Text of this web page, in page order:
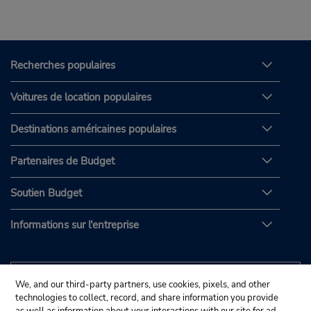
Recherches populaires
Voitures de location populaires
Destinations américaines populaires
Partenaires de Budget
Soutien Budget
Informations sur l'entreprise
We, and our third-party partners, use cookies, pixels, and other
technologies to collect, record, and share information you provide